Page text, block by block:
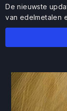
De nieuwste
van edelmetalen